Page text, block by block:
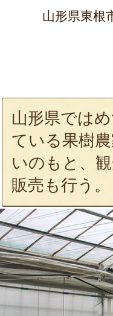
山形県東根
山形県では
ている果樹
いのもと、
販売も行う。